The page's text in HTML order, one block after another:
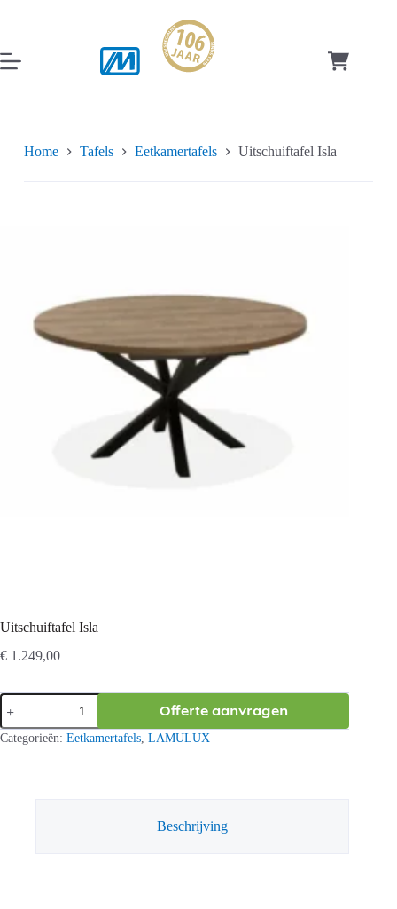
inhoud
Home Tafels Eetkamertafels Uitschuiftafel Isla
Uitschuiftafel Isla
€ 1.249,00
Uitschuiftafel
Isla
aantal
Offerte aanvragen
Categorieën: Eetkamertafels, LAMULUX
Beschrijving